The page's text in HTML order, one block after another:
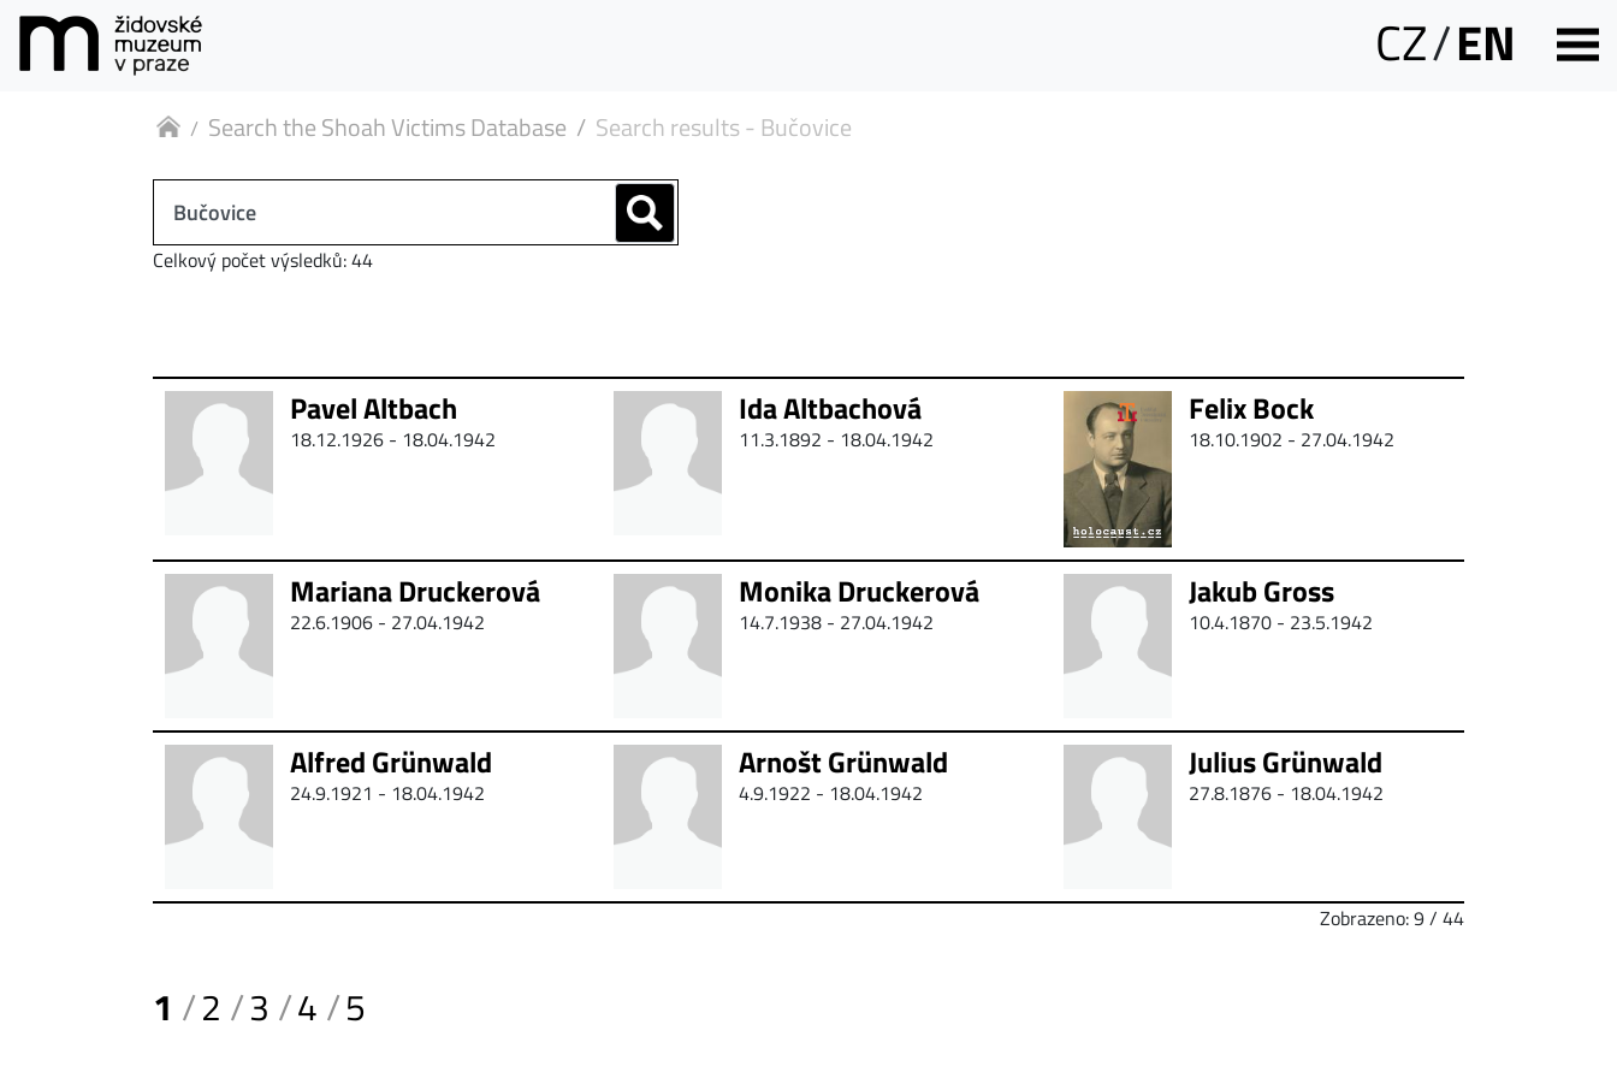
CZ/EN
Search the Shoah Victims Database Search results - Bučovice
Celkový počet výsledků: 44
Pavel Altbach
18.12.1926 - 18.04.1942
Ida Altbachová
11.3.1892 - 18.04.1942
Felix Bock
18.10.1902 - 27.04.1942
Mariana Druckerová
22.6.1906 - 27.04.1942
Monika Druckerová
14.7.1938 - 27.04.1942
Jakub Gross
10.4.1870 - 23.5.1942
Alfred Grünwald
24.9.1921 - 18.04.1942
Arnošt Grünwald
4.9.1922 - 18.04.1942
Julius Grünwald
27.8.1876 - 18.04.1942
Zobrazeno: 9 / 44
1 2 3 4 5